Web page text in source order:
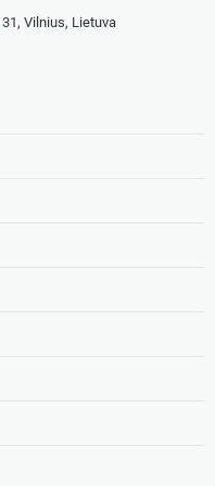
Vilnius, Lietuva